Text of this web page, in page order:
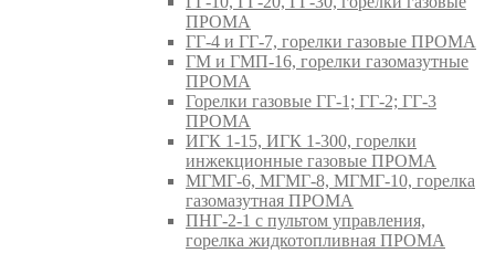
ПРОМА
ГГ-4 и ГГ-7, горелки газовые ПРОМА
ГМ и ГМП-16, горелки газомазутные
ПРОМА
Горелки газовые ГГ-1; ГГ-2; ГГ-3
ПРОМА
ИГК 1-15, ИГК 1-300, горелки
инжекционные газовые ПРОМА
МГМГ-6, МГМГ-8, МГМГ-10, горелка
газомазутная ПРОМА
ПНГ-2-1 с пультом управления,
горелка жидкотопливная ПРОМА